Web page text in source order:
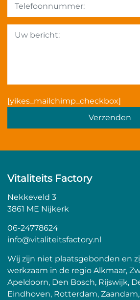
[yikes_mailchimp_checkbox]
Vitaliteits Factory
Nekkeveld 3
3861 ME Nijkerk
06-24778624
info@vitaliteitsfactory.nl
Wij zijn niet plaatsgebonden en
werkzaam in de regio Alkmaar,
Apeldoorn, Den Bosch, Rijswijk,
Eindhoven, Rotterdam,